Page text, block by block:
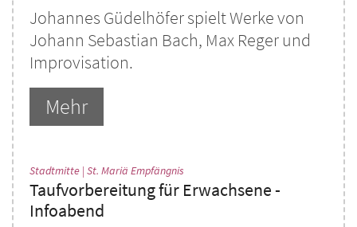
Johannes Güdelhöfer spielt Werke von
Johann Sebastian Bach, Max Reger und
Improvisation.
Mehr
Stadtmitte | St. Mariä Empfängnis
Taufvorbereitung für Erwachsene -
Infoabend